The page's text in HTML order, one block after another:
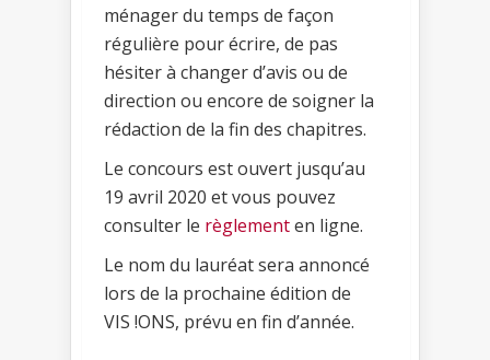
ménager du temps de façon
régulière pour écrire, de pas
hésiter à changer d’avis ou de
direction ou encore de soigner la
rédaction de la fin des chapitres.
Le concours est ouvert jusqu’au
19 avril 2020 et vous pouvez
consulter le règlementen ligne.
Le nom du lauréat sera annoncé
lors de la prochaine édition de
VIS !ONS, prévu en fin d’année.